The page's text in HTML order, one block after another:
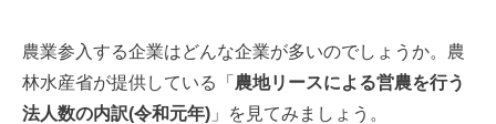
農業参入する企業はどんな企業が多いのでしょうか。農
林水産省が提供している「 農地リースによる営農を行う
法人数の内訳(令和元年) 」を見てみましょう。